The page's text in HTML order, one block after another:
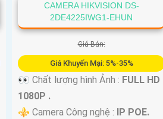
CAMERA HIKVISION DS-
2DE4225IWG1-EHUN
Giá Bán:
Giá Khuyến Mại: 5%-35%
👀 Chất lượng hình Ảnh : FULL HD
1080P .
⚜️ Camera Công nghệ : IP POE.